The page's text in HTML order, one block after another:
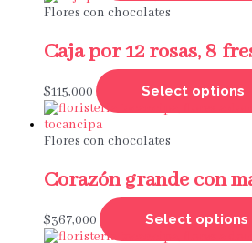
Flores con chocolates
Caja por 12 rosas, 8
$115,000 Select options
Flores con chocolates
Corazón grande con
$367,000 Select options